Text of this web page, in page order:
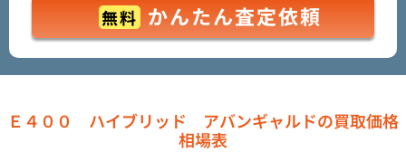
無料 かんたん査定依頼
Ｅ４００ ハイブリッド アバンギャルドの買取価格
相場表